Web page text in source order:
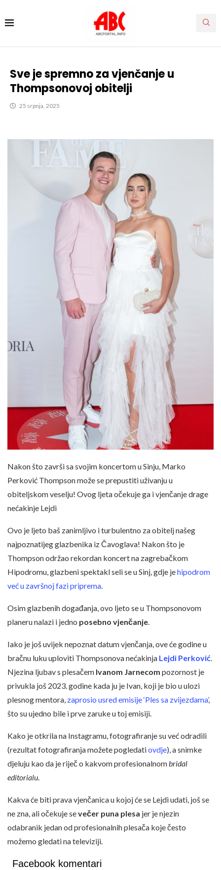
Sve je spremno za vjenčanje u
Thompsonovoj obitelji
25 srpnja, 2025
Nakon što završi sa svojim koncertom u Sinju, Marko
Perković Thompson može se prepustiti uživanju u
obiteljskom veselju! Ovog ljeta očekuje ga i vjenčanje drage
nećakinje Lejdi
Ovo je ljeto baš zanimljivo i turbulentno za obitelj našeg
najpoznatijeg glazbenika iz Čavoglava! Nakon što je
Thompson održao rekordan koncert na zagrebačkom
Hipodromu, glazbeni spektakl seli se u Sinj, gdje jehipodrom
već u završnoj fazi priprema.
Osim glazbenih događanja, ovo ljeto se u Thompsonovom
planeru nalazi i jedno posebno vjenčanje.
Iako je još uvijek nepoznat datum vjenčanja, ove će godine u
bračnu luku uploviti Thompsonova nećakinja Lejdi Perković.
Njezina ljubav s plesačem Ivanom Jarnecom pozornost je
privukla još 2023. godine kada ju je Ivan, koji je bio u ulozi
plesnog mentora, zaprosio usred emisije ‘Ples sa zvijezdama’,
što su ujedno bile i prve zaruke u toj emisiji.
Kako je otkrila na Instagramu, fotografiranje su već odradili
(rezultat fotografiranja možete pogledatiovdje), a snimke
djeluju kao da je riječ o kakvom profesionalnombridal
editorialu.
Kakva će biti prava vjenčanica u kojoj će se Lejdi udati, još se
ne zna, ali očekuje sevečer puna plesa jer je njezin
odabranik jedan od profesionalnih plesača koje često
možemo gledati na televiziji.
Facebook komentari